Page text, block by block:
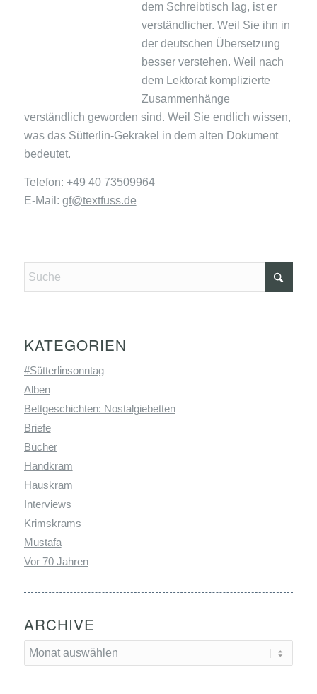
dem Schreibtisch lag, ist er
verständlicher. Weil Sie ihn in
der deutschen Übersetzung
besser verstehen. Weil nach
dem Lektorat komplizierte
Zusammenhänge
verständlich geworden sind. Weil Sie endlich wissen,
was das Sütterlin-Gekrakel in dem alten Dokument
bedeutet.
Telefon: +49 40 73509964
E-Mail: gf@textfuss.de
KATEGORIEN
#Sütterlinsonntag
Alben
Bettgeschichten: Nostalgiebetten
Briefe
Bücher
Handkram
Hauskram
Interviews
Krimskrams
Mustafa
Vor 70 Jahren
ARCHIVE